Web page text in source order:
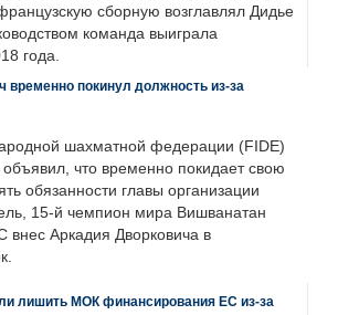
сборную возглавлял Дидье
команда выиграла
года.
временно покинул должность из-за
шахматной федерации (FIDE)
что временно покидает свою
обязанности главы организации
15-й чемпион мира Вишванатан
внес Аркадия Дворковича в
лишить МОК финансирования ЕС из-за